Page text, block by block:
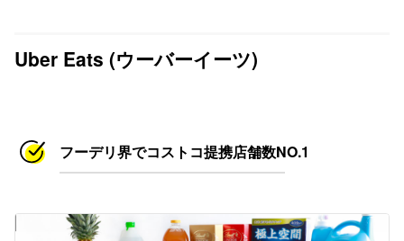
Uber Eats (ウーバーイーツ)
フーデリ界でコストコ提携店舗数NO.1